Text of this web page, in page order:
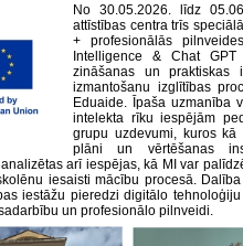
No 30.05.2026. līdz
attīstības centra trīs
+ profesionālās
Intelligence & Chat
zināšanas un praktiskas
izmantošanu izglītības
Eduaide. Īpaša uzmanība
intelekta rīku iespējām
grupu uzdevumi, kuros kā
plāni un vērtēšanas
arī iespējas, kā MI var
iesaisti mācību procesā.
iestāžu pieredzi digitālo
un profesionālo pilnveidi.